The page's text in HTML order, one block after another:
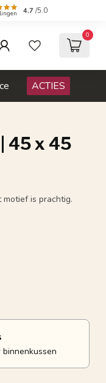
4.7 /5.0
0
ACTIES
45 x 45
is prachtig.